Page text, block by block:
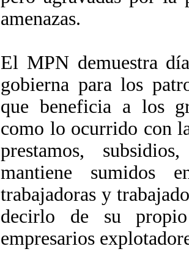
amenazas.
El MPN demuestra
gobierna para los
que beneficia a los
como lo ocurrido con
prestamos,
mantiene sumidos
trabajadoras y
decirlo de su
empresarios